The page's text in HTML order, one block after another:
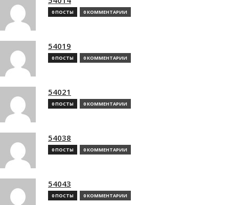
0 ПОСТЫ 0 КОММЕНТАРИИ
54019
0 ПОСТЫ 0 КОММЕНТАРИИ
54021
0 ПОСТЫ 0 КОММЕНТАРИИ
54038
0 ПОСТЫ 0 КОММЕНТАРИИ
54043
0 ПОСТЫ 0 КОММЕНТАРИИ